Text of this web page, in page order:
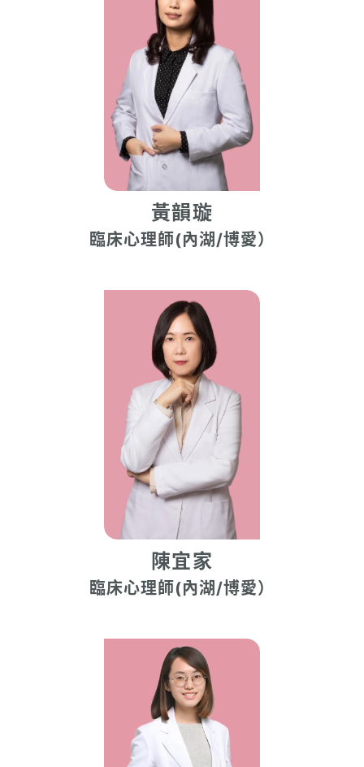
黃韻璇
臨床心理師(內湖/博愛）
陳宜家
臨床心理師(內湖/博愛）